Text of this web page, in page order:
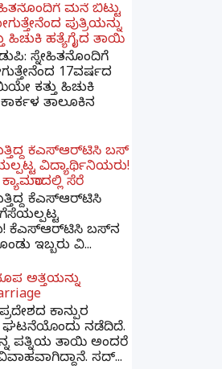
ಮನೆ ಬಿಟ್ಟು
ಪುತ್ರಿಯನ್ನು
ಹಿಚುಕಿ ಹತ್ಯೆಗೈದ ತಾಯಿ
ಸ್ನೇಹಿತನೊಂದಿಗೆ
17ವರ್ಷದ
ಕತ್ತು ಹಿಚುಕಿ
ತಾಲೂಕಿನ
ಕೆಎಸ್​ಆರ್​ಟಿಸಿ ಬಸ್​
ವಿದ್ಯಾರ್ಥಿನಿಯರು!
ಸೆರೆ
ಕೆಎಸ್‌ಆರ್‌ಟಿಸಿ
ಕೆಎಸ್‌ಆರ್‌ಟಿಸಿ ಬಸ್‌ನ
ಇಬ್ಬರು ವಿ...
ಅತ್ತೆಯನ್ನು
ಕಾನ್ಪುರ
ಘಟನೆಯೊಂದು ನಡೆದಿದೆ.
ಪತ್ನಿಯ ತಾಯಿ ಅಂದರೆ
ಸದ್...